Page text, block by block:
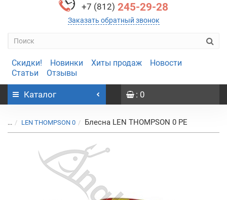
+7 (812) 245-29-28
Заказать обратный звонок
Скидки! Новинки Хиты продаж
Новости
Статьи
Отзывы
Каталог : 0
... LEN THOMPSON 0 Блесна LEN THOMPSON 0 PE